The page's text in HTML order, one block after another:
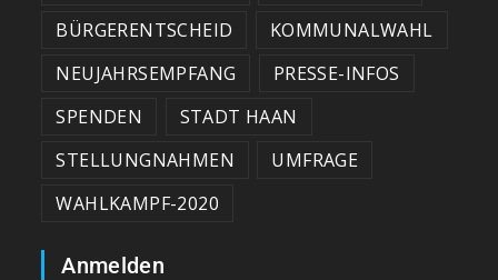
BÜRGERENTSCHEID
KOMMUNALWAHL
NEUJAHRSEMPFANG
PRESSE-INFOS
SPENDEN
STADT HAAN
STELLUNGNAHMEN
UMFRAGE
WAHLKAMPF-2020
Anmelden